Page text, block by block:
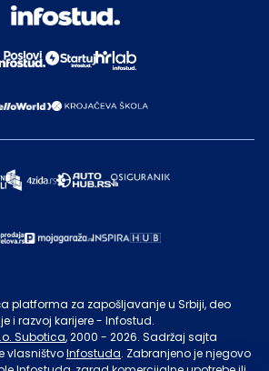
platforma za zapošljavanje u Srbiji, deo
i razvoj karijere - Infostud.
Subotica, 2000 - 2026. Sadržaj sajta
vlasništvoInfostuda. Zabranjeno je njegovo